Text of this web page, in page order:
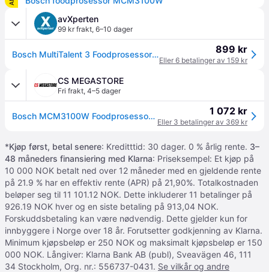
avXperten
99 kr frakt, 6–10 dager
Bosch MultiTalent 3 Foodprosessor - 2,3L, 800W - Hvit 899 kr
Eller 6 betalinger av 159 kr
CS MEGASTORE
Fri frakt, 4–5 dager
Bosch MCM3100W Foodprosessor MultiTalent 3 - 800 W - Hvit 1 072 kr
Eller 3 betalinger av 369 kr
*Kjøp først, betal senere: Kreditttid: 30 dager. 0 % årlig rente. 3–
48 måneders finansiering med Klarna: Priseksempel: Et kjøp på
10 000 NOK betalt ned over 12 måneder med en gjeldende rente
på 21.9 % har en effektiv rente (APR) på 21,90%. Totalkostnaden
beløper seg til 11 101.12 NOK. Dette inkluderer 11 betalinger på
926.19 NOK hver og en siste betaling på 913,04 NOK.
Forskuddsbetaling kan være nødvendig. Dette gjelder kun for
innbyggere i Norge over 18 år. Forutsetter godkjenning av Klarna.
Minimum kjøpsbeløp er 250 NOK og maksimalt kjøpsbeløp er 150
000 NOK. Långiver: Klarna Bank AB (publ), Sveavägen 46, 111
34 Stockholm, Org. nr.: 556737-0431. Se vilkår og andre